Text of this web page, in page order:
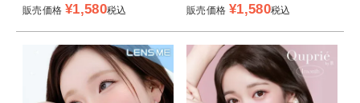
販売価格 ¥1,580税込 販売価格 ¥1,580税込